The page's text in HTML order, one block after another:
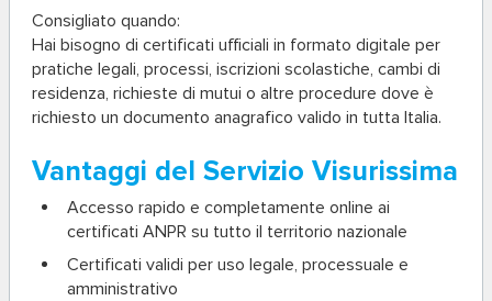
Consigliato quando:
Hai bisogno di certificati ufficiali in formato digitale per
pratiche legali, processi, iscrizioni scolastiche, cambi di
residenza, richieste di mutui o altre procedure dove è
richiesto un documento anagrafico valido in tutta Italia.
Vantaggi del Servizio Visurissima
Accesso rapido e completamente online ai
certificati ANPR su tutto il territorio nazionale
Certificati validi per uso legale, processuale e
amministrativo